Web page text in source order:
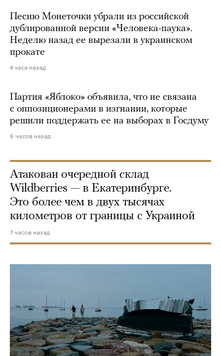
Песню Монеточки убрали из российской
дублированной версии «Человека-паука».
Неделю назад ее вырезали в украинском
прокате
4 часа назад
Партия «Яблоко» объявила, что не связана
с оппозиционерами в изгнании, которые
решили поддержать ее на выборах в Госдуму
6 часов назад
Атакован очередной склад
Wildberries — в Екатеринбурге.
Это более чем в двух тысячах
километров от границы с Украиной
7 часов назад